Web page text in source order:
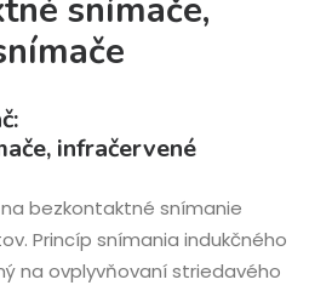
snímače,
bezkontaktné snímanie
Princíp snímania indukčného
na ovplyvňovaní striedavého